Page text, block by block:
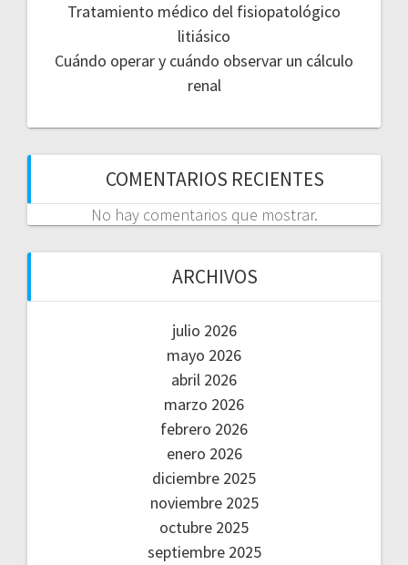
Tratamiento médico del fisiopatológico
litiásico
Cuándo operar y cuándo observar un cálculo
renal
COMENTARIOS RECIENTES
No hay comentarios que mostrar.
ARCHIVOS
julio 2026
mayo 2026
abril 2026
marzo 2026
febrero 2026
enero 2026
diciembre 2025
noviembre 2025
octubre 2025
septiembre 2025